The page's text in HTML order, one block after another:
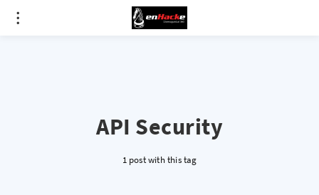
API Security
1 post with this tag